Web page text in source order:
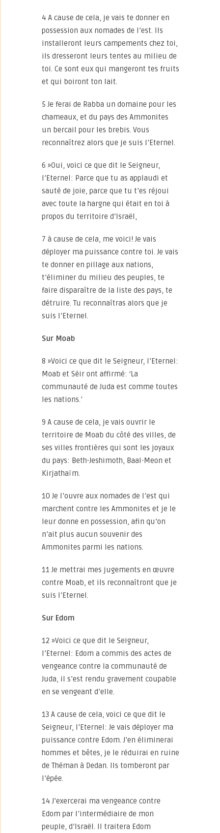
4 A cause de cela, je vais te donner en
possession aux nomades de l’est. Ils
installeront leurs campements chez toi,
ils dresseront leurs tentes au milieu de
toi. Ce sont eux qui mangeront tes fruits
et qui boiront ton lait.
5 Je ferai de Rabba un domaine pour les
chameaux, et du pays des Ammonites
un bercail pour les brebis. Vous
reconnaîtrez alors que je suis l’Eternel.
6 »Oui, voici ce que dit le Seigneur,
l’Eternel: Parce que tu as applaudi et
sauté de joie, parce que tu t’es réjoui
avec toute la hargne qui était en toi à
propos du territoire d’Israël,
7 à cause de cela, me voici! Je vais
déployer ma puissance contre toi. Je vais
te donner en pillage aux nations,
t’éliminer du milieu des peuples, te
faire disparaître de la liste des pays, te
détruire. Tu reconnaîtras alors que je
suis l’Eternel.
Sur Moab
8 »Voici ce que dit le Seigneur, l’Eternel:
Moab et Séir ont affirmé: ‘La
communauté de Juda est comme toutes
les nations.’
9 A cause de cela, je vais ouvrir le
territoire de Moab du côté des villes, de
ses villes frontières qui sont les joyaux
du pays: Beth-Jeshimoth, Baal-Meon et
Kirjathaïm.
10 Je l’ouvre aux nomades de l’est qui
marchent contre les Ammonites et je le
leur donne en possession, afin qu’on
n’ait plus aucun souvenir des
Ammonites parmi les nations.
11 Je mettrai mes jugements en œuvre
contre Moab, et ils reconnaîtront que je
suis l’Eternel.
Sur Edom
12 »Voici ce que dit le Seigneur,
l’Eternel: Edom a commis des actes de
vengeance contre la communauté de
Juda, il s’est rendu gravement coupable
en se vengeant d’elle.
13 A cause de cela, voici ce que dit le
Seigneur, l’Eternel: Je vais déployer ma
puissance contre Edom. J’en éliminerai
hommes et bêtes, je le réduirai en ruine
de Théman à Dedan. Ils tomberont par
l’épée.
14 J’exercerai ma vengeance contre
Edom par l’intermédiaire de mon
peuple, d’Israël. Il traitera Edom